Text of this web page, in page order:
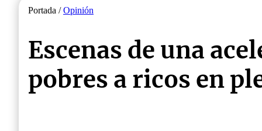
Portada /Opinión
Escenas de una
pobres a ricos en